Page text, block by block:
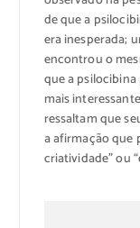
de que a
era inesperada;
encontrou o
que a
mais
ressaltam que
a afirmação que
criatividade” ou